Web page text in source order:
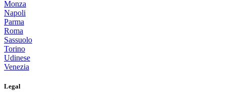
Monza
Napoli
Parma
Roma
Sassuolo
Torino
Udinese
Venezia
Legal